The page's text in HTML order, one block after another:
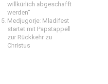
willkürlich abgeschafft
werden“
Medjugorje: Mladifest
startet mit Papstappell
zur Rückkehr zu
Christus